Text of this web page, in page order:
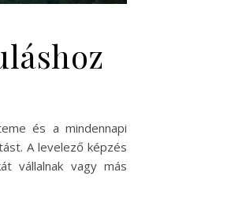
és a mindennapi
A levelező képzés
vállalnak vagy más